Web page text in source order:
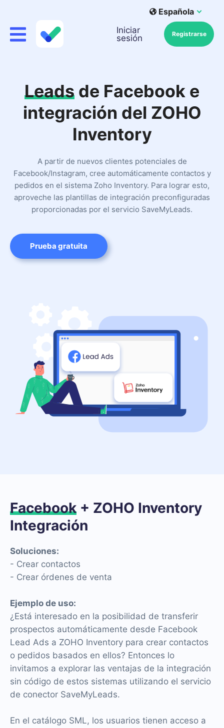
Española
Iniciar
sesión
Registrarse
Leads de Facebook e
integración del ZOHO
Inventory
A partir de nuevos clientes potenciales de
Facebook/Instagram, cree automáticamente contactos y
pedidos en el sistema Zoho Inventory. Para lograr esto,
aproveche las plantillas de integración preconfiguradas
proporcionadas por el servicio SaveMyLeads.
Prueba gratuita
Facebook + ZOHO Inventory
Integración
Soluciones:
- Crear contactos
- Crear órdenes de venta
Ejemplo de uso:
¿Está interesado en la posibilidad de transferir
prospectos automáticamente desde Facebook
Lead Ads a ZOHO Inventory para crear contactos
o pedidos basados en ellos? Entonces lo
invitamos a explorar las ventajas de la integración
sin código de estos sistemas utilizando el servicio
de conector SaveMyLeads.
En el catálogo SML, los usuarios tienen acceso a